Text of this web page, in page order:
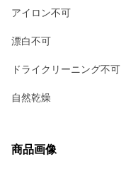
アイロン不可
漂白不可
ドライクリーニング不可
自然乾燥
商品画像